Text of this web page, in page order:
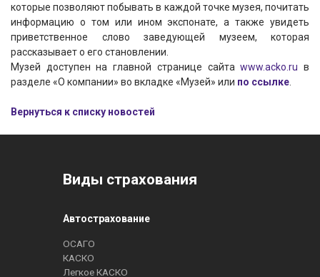
которые позволяют побывать в каждой точке музея, почитать
информацию о том или ином экспонате, а также увидеть
приветственное слово заведующей музеем, которая
рассказывает о его становлении.
Музей доступен на главной странице сайтаwww.acko.ru в
разделе «О компании» во вкладке «Музей» или по ссылке
Вернуться к списку новостей
Виды страхования
Автострахование
ОСАГО
КАСКО
Легкое КАСКО